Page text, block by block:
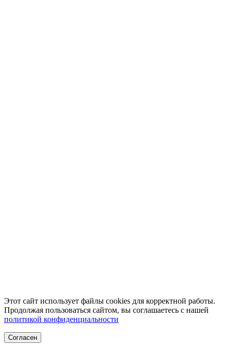
Этот сайт использует файлы cookies для корректной работы.
Продолжая пользоваться сайтом, вы соглашаетесь с нашей
политикой конфиденциальности
Согласен